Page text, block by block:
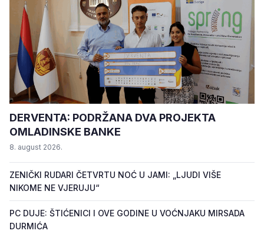
DERVENTA: PODRŽANA DVA PROJEKTA
OMLADINSKE BANKE
8. august 2026.
ZENIČKI RUDARI ČETVRTU NOĆ U JAMI: „LJUDI VIŠE
NIKOME NE VJERUJU“
PC DUJE: ŠTIĆENICI I OVE GODINE U VOĆNJAKU MIRSADA
DURMIĆA